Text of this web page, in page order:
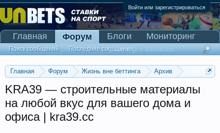
Войти или зарегистрироваться
Главная Форум Жизнь вне беттинга
Архив
KRA39 — строительные материалы
на любой вкус для вашего дома и
офиса | kra39.cc
Главная Форум
Поиск сообщений Последние сообщения
Блоги
Мониторинг
Сканер Pinnacle